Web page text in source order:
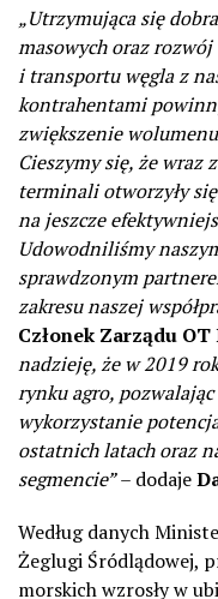
„Utrzymująca się
masowych oraz rozwój
i transportu węgla z
kontrahentami
zwiększenie
Cieszymy się, że wraz
terminali otworzyły
na jeszcze
Udowodniliśmy
sprawdzonym
zakresu naszej
Członek Zarządu
nadzieję, że w 2019
rynku agro,
wykorzystanie
ostatnich latach oraz
segmencie”– dodaje
Według danych
Żeglugi Śródlądowej,
morskich wzrosły w